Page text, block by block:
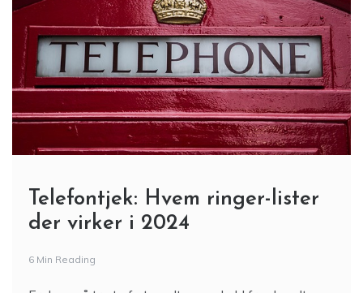
Telefontjek: Hvem ringer-lister
der virker i 2024
6 Min Reading